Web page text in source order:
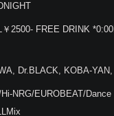
￥2500- FREE DRINK
Dr.BLACK, KOBA-
NRG/EUROBEAT/Dance